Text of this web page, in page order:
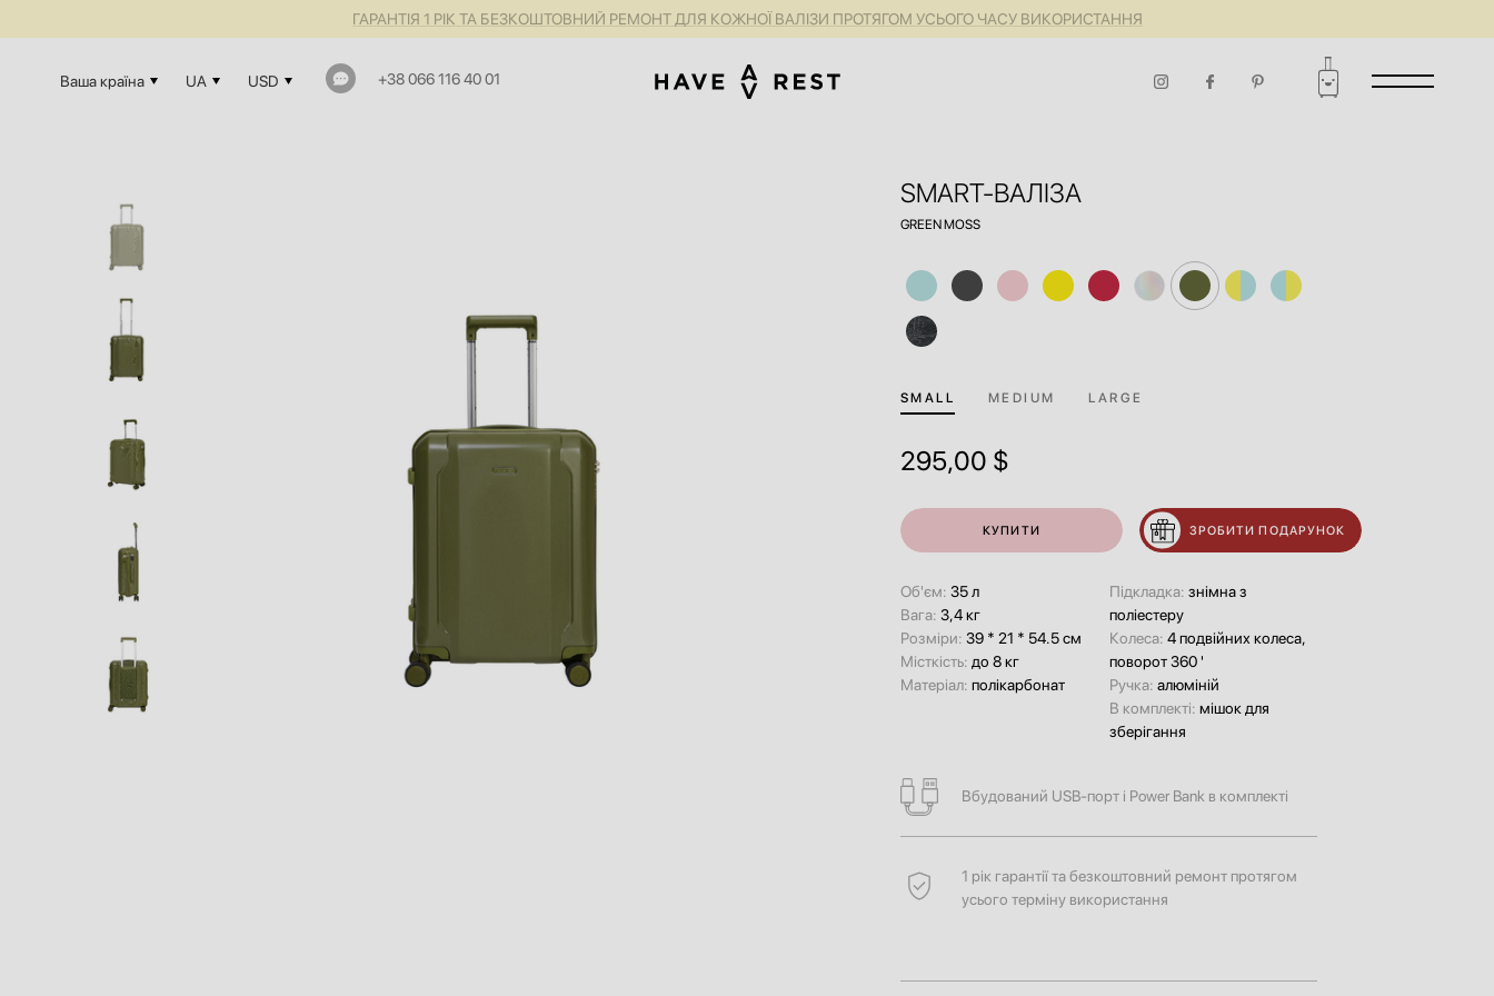
ГАРАНТІЯ 1 РІК ТА БЕЗКОШТОВНИЙ РЕМОНТ ДЛЯ КОЖНОЇ ВАЛІЗИ ПРОТЯГОМ УСЬОГО ЧАСУ ВИКОРИСТАННЯ
Ваша країна UA USD +38 066 116 40 01
SMART-ВАЛІЗА
GREEN MOSS
SMALL MEDIUM LARGE
295,00 $
КУПИТИ ЗРОБИТИ ПОДАРУНОК
Об'єм: 35 л
Вага: 3,4 кг
Розміри: 39 * 21 * 54.5 см
Місткість: до 8 кг
Матеріал: полікарбонат
Підкладка: знімна з
поліестеру
Колеса: 4 подвійних колеса,
поворот 360 '
Ручка: алюміній
В комплекті: мішок для
зберігання
Вбудований USB-порт і Power Bank в комплекті
1 рік гарантії та безкоштовний ремонт протягом
усього терміну використання